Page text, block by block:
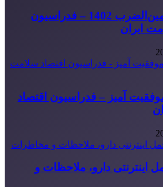
جشنواره امین‌الضرب 1402 – فدراسیون
ایران
آمیز – فدراسیون اقتصاد
اینترنتی دارو، ملاحظات و